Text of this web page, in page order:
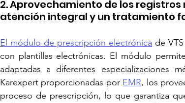
2. Aprovechamiento de los
atención integral y un tratamiento
El módulo de prescripción electrónica de
con plantillas electrónicas. El módulo
adaptadas a diferentes especializaciones
Karexpert proporcionadas por EMR, los
proceso de prescripción, lo que garantiza